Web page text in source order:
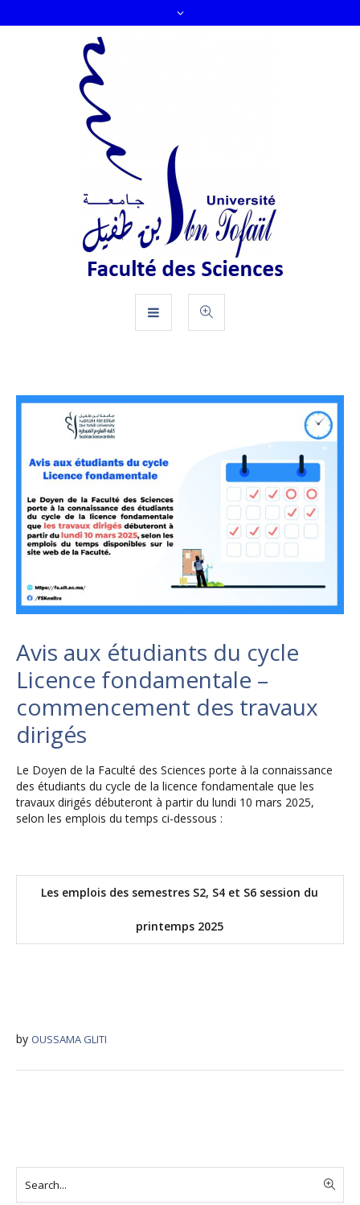
Avis aux étudiants du cycle
Licence fondamentale –
commencement des travaux
dirigés
Le Doyen de la Faculté des Sciences porte à la connaissance
des étudiants du cycle de la licence fondamentale que les
travaux dirigés débuteront à partir du lundi 10 mars 2025,
selon les emplois du temps ci-dessous :
Les emplois des semestres S2, S4 et S6 session du
printemps 2025
by OUSSAMA GLITI